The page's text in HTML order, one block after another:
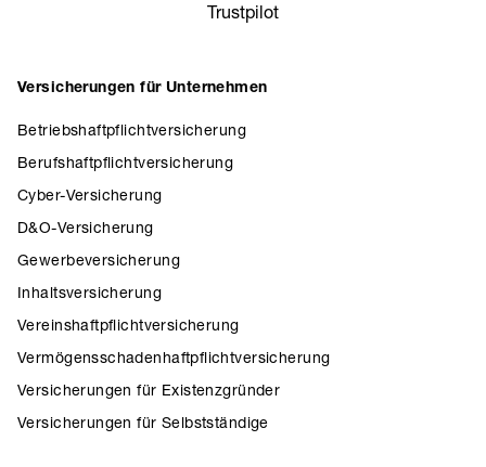
Trustpilot
Versicherungen für Unternehmen
Betriebshaftpflichtversicherung
Berufshaftpflichtversicherung
Cyber-Versicherung
D&O-Versicherung
Gewerbeversicherung
Inhaltsversicherung
Vereinshaftpflichtversicherung
Vermögensschadenhaftpflichtversicherung
Versicherungen für Existenzgründer
Versicherungen für Selbstständige